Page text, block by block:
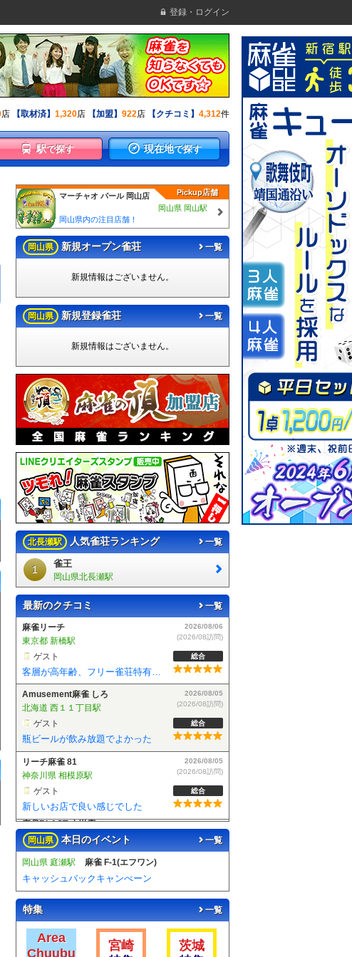
登録・ログイン
店 【取材済】 1,320店 【加盟】 922店 【クチコミ】 4,312件
駅で探す 現在地で探す
Pickup店舗
マーチャオ パール 岡山店
岡山県 岡山駅
岡山県内の注目店舗！
岡山県 新規オープン雀荘 一覧
新規情報はございません。
岡山県 新規登録雀荘 一覧
新規情報はございません。
北長瀬駅 人気雀荘ランキング 一覧
1
雀王
岡山県北長瀬駅
最新のクチコミ 一覧
Amusement麻雀 しろ
北海道 西１１丁目駅
ゲスト
2026/08/05
(2026/08訪問)
総合
瓶ビールが飲み放題でよかった
リーチ麻雀 81
神奈川県 相模原駅
ゲスト
2026/08/05
(2026/08訪問)
総合
新しいお店で良い感じでした
麻雀BLAST 小岩店
東京都 小岩駅
ゲスト
2026/08/04
(2026/08訪問)
総合
岡山県 本日のイベント 一覧
岡山県 庭瀬駅 麻雀 F-1(エフワン)
キャッシュバックキャンぺーン
特集 一覧
Area
Chuubu
宮崎
茨城